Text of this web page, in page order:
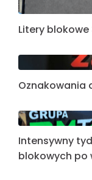
Litery blokowe
Oznakowania
Intensywny
blokowych po